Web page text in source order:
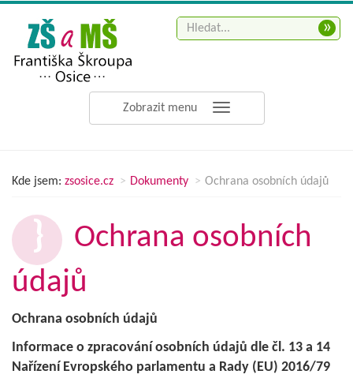
Zobrazit menu
»
Kde jsem: zsosice.cz Dokumenty Ochrana osobních údajů
Ochrana osobních
údajů
Ochrana osobních údajů
Informace o zpracování osobních údajů dle čl. 13 a 14
Nařízení Evropského parlamentu a Rady (EU) 2016/79